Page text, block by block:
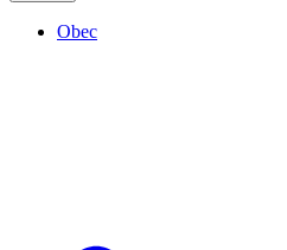
Obec